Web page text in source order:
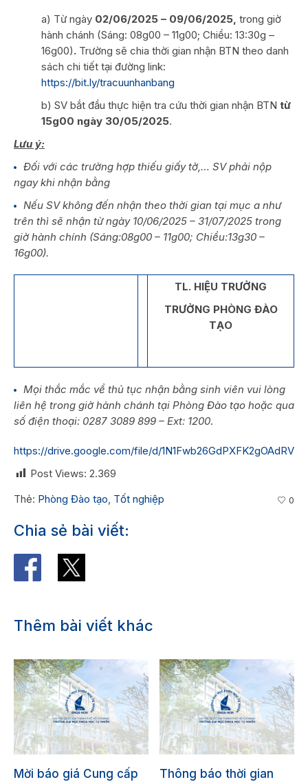
a) Từ ngày 02/06/2025 – 09/06/2025, trong giờ
hành chánh (Sáng: 08g00 – 11g00; Chiều: 13:30g –
16g00). Trường sẽ chia thời gian nhận BTN theo danh
sách chi tiết tại đường link:
https://bit.ly/tracuunhanbang
b) SV bắt đầu thực hiện tra cứu thời gian nhận BTN từ
15g00 ngày 30/05/2025.
Lưu ý:
Đối với các trường hợp thiếu giấy tờ,… SV phải nộp
ngay khi nhận bằng
Nếu SV không đến nhận theo thời gian tại mục a như
trên thì sẽ nhận từ ngày 10/06/2025 – 31/07/2025 trong
giờ hành chính (Sáng:08g00 – 11g00; Chiều:13g30 –
16g00).
TL. HIỆU TRƯỞNG
TRƯỞNG PHÒNG ĐÀO
TẠO
Mọi thắc mắc về thủ tục nhận bằng sinh viên vui lòng
liên hệ trong giờ hành chánh tại Phòng Đào tạo hoặc qua
số điện thoại: 0287 3089 899 – Ext: 1200.
https://drive.google.com/file/d/
Post Views: 2.369
Thẻ: Phòng Đào tạo, Tốt nghiệp 0
Chia sẻ bài viết:
Thêm bài viết khác
Mời báo giá Cung cấp
Thông báo thời gian